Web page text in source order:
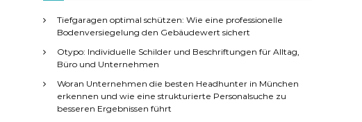
Tiefgaragen optimal schützen: Wie eine professionelle
Bodenversiegelung den Gebäudewert sichert
Otypo: Individuelle Schilder und Beschriftungen für Alltag,
Büro und Unternehmen
Woran Unternehmen die besten Headhunter in München
erkennen und wie eine strukturierte Personalsuche zu
besseren Ergebnissen führt